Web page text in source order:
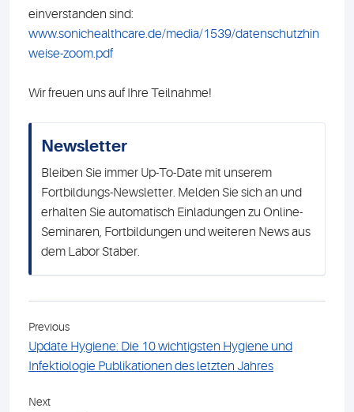
einverstanden sind:
www.sonichealthcare.de/media/1539/datenschutzhin
weise-zoom.pdf
Wir freuen uns auf Ihre Teilnahme!
Newsletter
Bleiben Sie immer Up-To-Date mit unserem
Fortbildungs-Newsletter. Melden Sie sich an und
erhalten Sie automatisch Einladungen zu Online-
Seminaren, Fortbildungen und weiteren News aus
dem Labor Staber.
Previous
Update Hygiene: Die 10 wichtigsten Hygiene und
Infektiologie Publikationen des letzten Jahres
Next